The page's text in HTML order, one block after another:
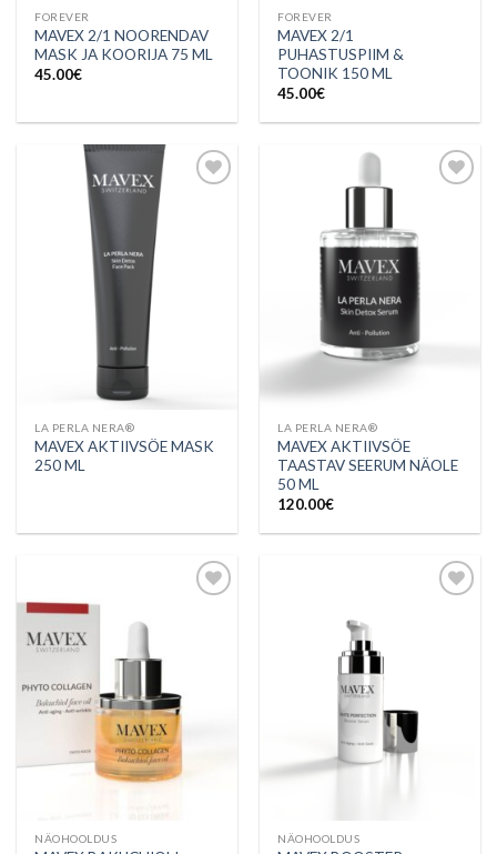
FOREVER
MAVEX 2/1 NOORENDAV
MASK JA KOORIJA 75 ML
45.00€
FOREVER
MAVEX 2/1
PUHASTUSPIIM &
TOONIK 150 ML
45.00€
soovinimekirja
LA PERLA NERA®
MAVEX AKTIIVSÖE MASK
250 ML
soovinimekirja
LA PERLA NERA®
MAVEX AKTIIVSÖE
TAASTAV SEERUM NÄOLE
50 ML
120.00€
soovinimekirja
NÄOHOOLDUS NÄOHOOLDUS